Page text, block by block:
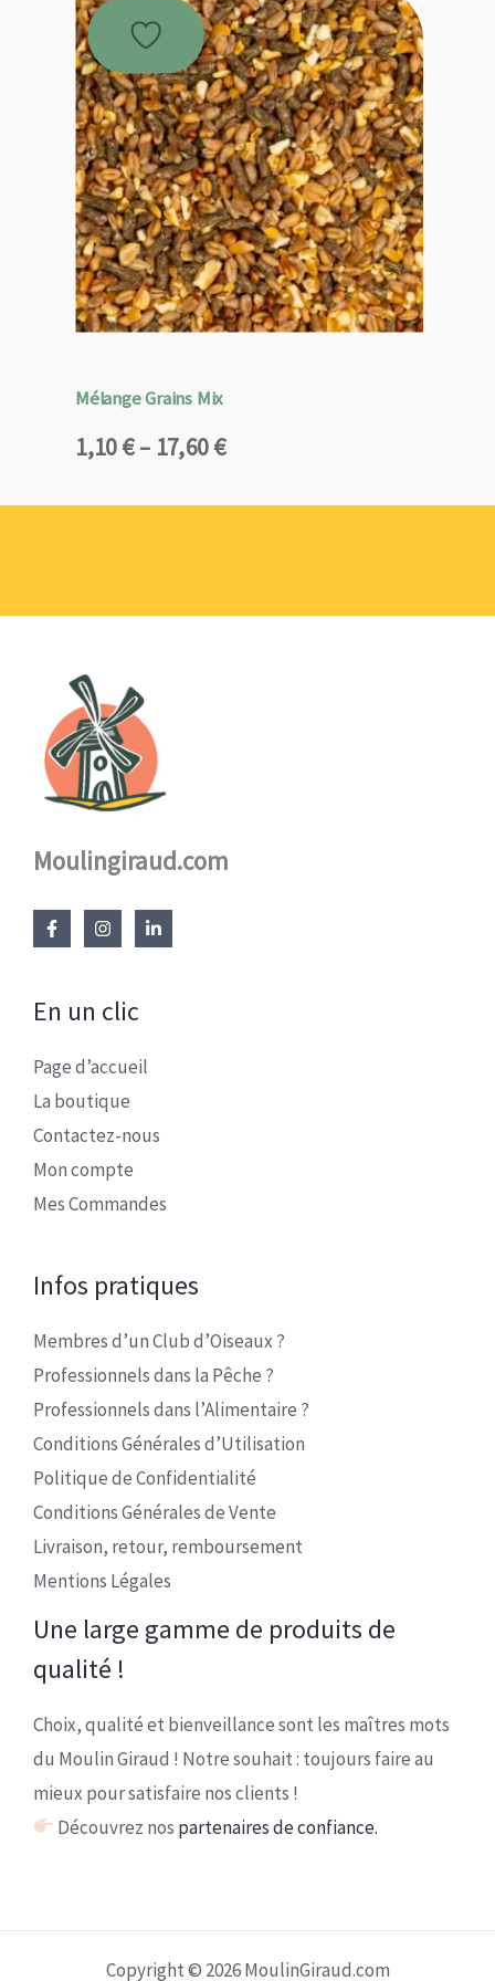
Mélange Grains Mix
1,10€– 17,60€
Plage
prix :
Moulingiraud.com
En un clic
Page d’accueil
La boutique
Contactez-nous
Mon compte
Mes Commandes
Infos pratiques
Membres d’un Club d’Oiseaux ?
Professionnels dans la Pêche ?
Professionnels dans l’Alimentaire ?
Conditions Générales d’Utilisation
Politique de Confidentialité
Conditions Générales de Vente
Livraison, retour, remboursement
Mentions Légales
Une large gamme de produits de
qualité !
Choix, qualité et bienveillance sont les maîtres mots
du Moulin Giraud ! Notre souhait : toujours faire au
mieux pour satisfaire nos clients !
Découvrez nos partenaires de confiance.
Copyright © 2026 MoulinGiraud.com